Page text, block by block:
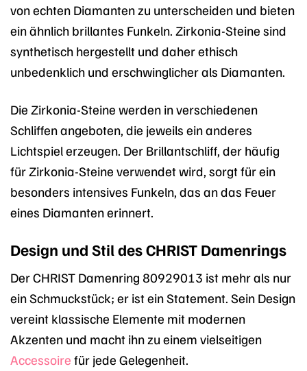
von echten Diamanten zu unterscheiden und bieten
ein ähnlich brillantes Funkeln. Zirkonia-Steine sind
synthetisch hergestellt und daher ethisch
unbedenklich und erschwinglicher als Diamanten.
Die Zirkonia-Steine werden in verschiedenen
Schliffen angeboten, die jeweils ein anderes
Lichtspiel erzeugen. Der Brillantschliff, der häufig
für Zirkonia-Steine verwendet wird, sorgt für ein
besonders intensives Funkeln, das an das Feuer
eines Diamanten erinnert.
Design und Stil des CHRIST Damenrings
Der CHRIST Damenring 80929013 ist mehr als nur
ein Schmuckstück; er ist ein Statement. Sein Design
vereint klassische Elemente mit modernen
Akzenten und macht ihn zu einem vielseitigen
Accessoire für jede Gelegenheit.